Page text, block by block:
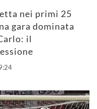
nei primi 25
gara dominata
il